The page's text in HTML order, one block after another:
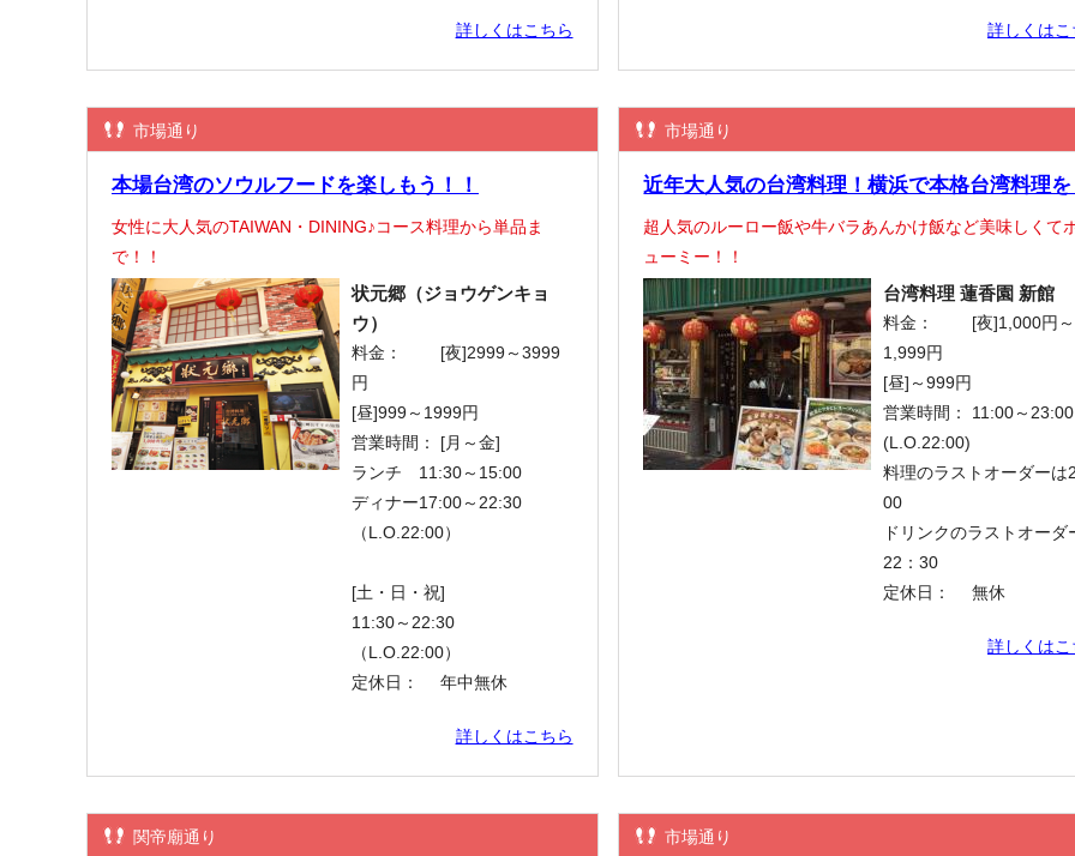
詳しくはこちら 詳しくはこ
市場通り
本場台湾のソウルフードを楽しもう！！
女性に大人気のTAIWAN・DINING♪コース料理から単品ま
で！！
状元郷（ジョウゲンキョ
ウ）
料金：
[夜]2999～3999
円
[昼]999～1999円
営業時間：
[月～金]
ランチ 11:30～15:00
ディナー17:00～22:30
（L.O.22:00）
[土・日・祝]
11:30～22:30
（L.O.22:00）
定休日：
年中無休
詳しくはこちら
市場通り
近年大人気の台湾料理！横浜で本格台湾料理を
超人気のルーロー飯や牛バラあんかけ飯など美味しくて
ューミー！！
台湾料理 蓮香園 新館
料金：
[夜]1,000円～
1,999円
[昼]～999円
営業時間：
11:00～23:00
(L.O.22:00)
料理のラストオーダーは
00
ドリンクのラストオーダ
22：30
定休日：
無休
詳しくはこ
関帝廟通り 市場通り